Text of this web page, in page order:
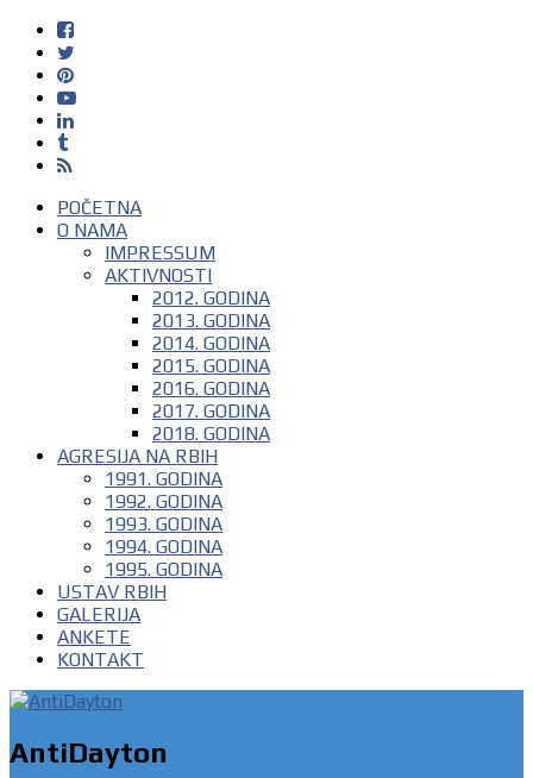
POČETNA
O NAMA
IMPRESSUM
AKTIVNOSTI
2012. GODINA
2013. GODINA
2014. GODINA
2015. GODINA
2016. GODINA
2017. GODINA
2018. GODINA
AGRESIJA NA RBIH
1991. GODINA
1992. GODINA
1993. GODINA
1994. GODINA
1995. GODINA
USTAV RBIH
GALERIJA
ANKETE
KONTAKT
AntiDayton